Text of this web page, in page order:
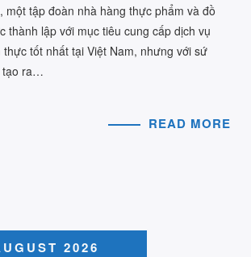
một tập đoàn nhà hàng thực phẩm và đồ
thành lập với mục tiêu cung cấp dịch vụ
thực tốt nhất tại Việt Nam, nhưng với sứ
tạo ra…
READ MORE
2026